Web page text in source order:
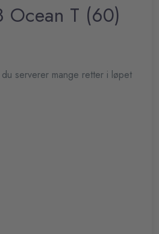
Ocean T (60)
serverer mange retter i løpet